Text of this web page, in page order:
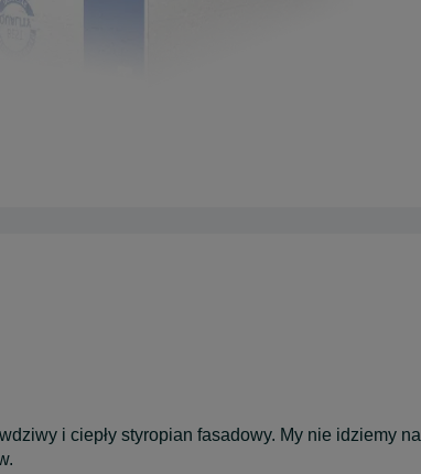
i ciepły styropian fasadowy. My nie idziemy na